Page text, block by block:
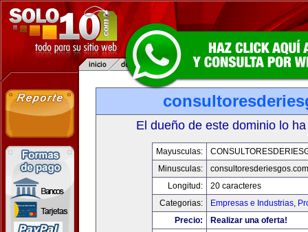
El dueño de este dominio lo
Mayusculas:
Minusculas:
consultoresderiesgos.com
Longitud:
20 caracteres
Categorias:
Empresas e Industrias,
Precio:
Realizar una oferta!